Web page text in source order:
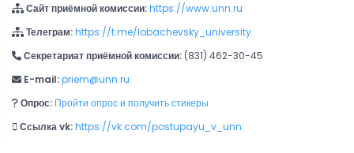
Сайт приёмной комиссии:https://www.unn.ru
Телеграм:https://t.me/lobachevsky_university
Секретариат приёмной комиссии: (831) 462-30-45
E-mail:priem@unn.ru
Опрос: Пройти опрос и получить стикеры
Ссылка vk:https://vk.com/postupayu_v_unn